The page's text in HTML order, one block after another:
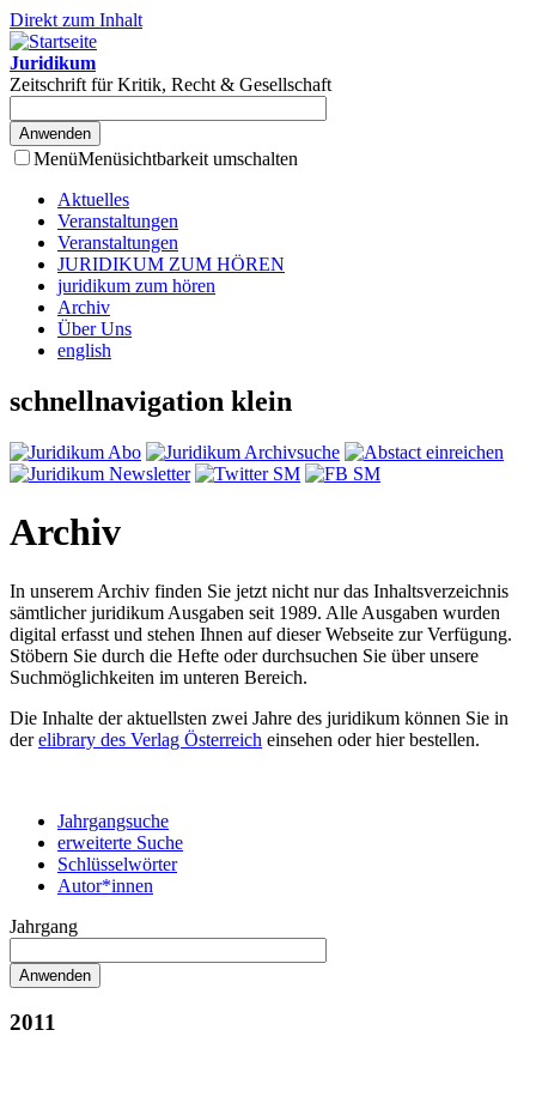
Direkt zum Inhalt
Juridikum
Zeitschrift für Kritik, Recht & Gesellschaft
MenüMenüsichtbarkeit umschalten
Aktuelles
Veranstaltungen
Veranstaltungen
JURIDIKUM ZUM HÖREN
juridikum zum hören
Archiv
Über Uns
english
schnellnavigation klein
Archiv
In unserem Archiv finden Sie jetzt nicht nur das Inhaltsverzeichnis
sämtlicher juridikum Ausgaben seit 1989. Alle Ausgaben wurden
digital erfasst und stehen Ihnen auf dieser Webseite zur Verfügung.
Stöbern Sie durch die Hefte oder durchsuchen Sie über unsere
Suchmöglichkeiten im unteren Bereich.
Die Inhalte der aktuellsten zwei Jahre des juridikum können Sie in
derelibrary des Verlag Österreich einsehen oder hier bestellen.
Jahrgangsuche
erweiterte Suche
Schlüsselwörter
Autor*innen
Jahrgang
2011